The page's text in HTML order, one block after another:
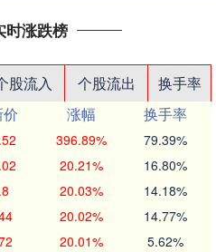
时涨跌榜
股流入 个股流出
换手率
涨幅
换手率
396.89% 79.39%
20.21% 16.80%
20.03% 14.18%
20.02% 14.77%
20.01% 5.62%